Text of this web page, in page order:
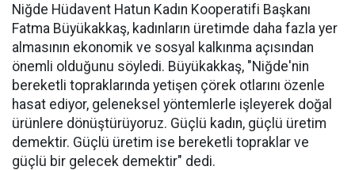
Niğde Hüdavent Hatun Kadın Kooperatifi Başkanı
Fatma Büyükakkaş, kadınların üretimde daha fazla yer
almasının ekonomik ve sosyal kalkınma açısından
önemli olduğunu söyledi. Büyükakkaş, "Niğde'nin
bereketli topraklarında yetişen çörek otlarını özenle
hasat ediyor, geleneksel yöntemlerle işleyerek doğal
ürünlere dönüştürüyoruz. Güçlü kadın, güçlü üretim
demektir. Güçlü üretim ise bereketli topraklar ve
güçlü bir gelecek demektir" dedi.